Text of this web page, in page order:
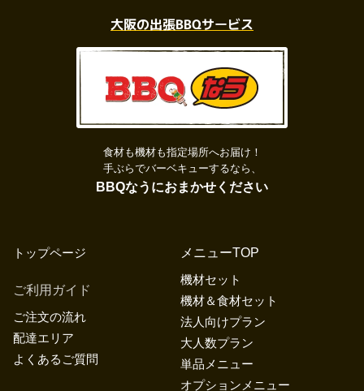
大阪の出張BBQサービス
食材も機材も指定場所へお届け！
手ぶらでバーベキューするなら、
BBQなうにおまかせください
トップページ
メニューTOP
機材セット
機材＆食材セット
法人向けプラン
大人数プラン
単品メニュー
オプションメニュー
ご利用ガイド
ご注文の流れ
配達エリア
よくあるご質問